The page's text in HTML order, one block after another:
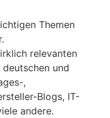
Themen
relevanten
und
,
Blogs, IT-
andere.